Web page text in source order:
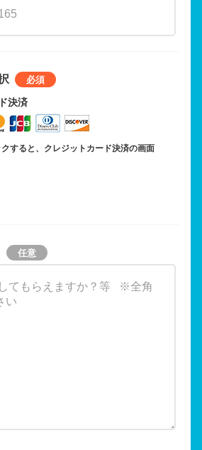
決済
すると、クレジットカード決済の画面